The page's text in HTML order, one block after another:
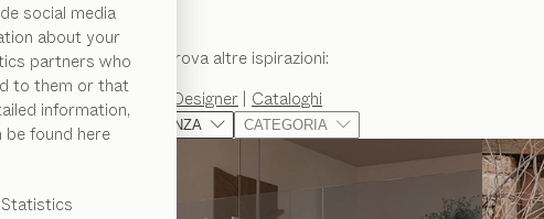
social media
about your
partners who
to them or that
information,
found here
Statistics
Trova altre ispirazioni:
Designer | Cataloghi
STANZA CATEGORIA